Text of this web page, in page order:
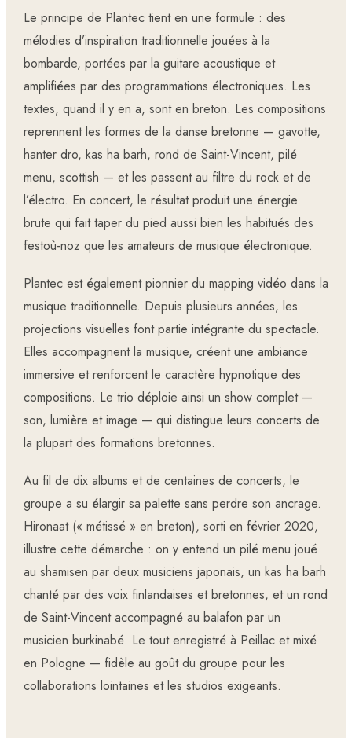
Le principe de Plantec tient en une formule : des
mélodies d’inspiration traditionnelle jouées à la
bombarde, portées par la guitare acoustique et
amplifiées par des programmations électroniques. Les
textes, quand il y en a, sont en breton. Les compositions
reprennent les formes de la danse bretonne — gavotte,
hanter dro, kas ha barh, rond de Saint-Vincent, pilé
menu, scottish — et les passent au filtre du rock et de
l’électro. En concert, le résultat produit une énergie
brute qui fait taper du pied aussi bien les habitués des
festoù-noz que les amateurs de musique électronique.
Plantec est également pionnier du mapping vidéo dans la
musique traditionnelle. Depuis plusieurs années, les
projections visuelles font partie intégrante du spectacle.
Elles accompagnent la musique, créent une ambiance
immersive et renforcent le caractère hypnotique des
compositions. Le trio déploie ainsi un show complet —
son, lumière et image — qui distingue leurs concerts de
la plupart des formations bretonnes.
Au fil de dix albums et de centaines de concerts, le
groupe a su élargir sa palette sans perdre son ancrage.
Hironaat (« métissé » en breton), sorti en février 2020,
illustre cette démarche : on y entend un pilé menu joué
au shamisen par deux musiciens japonais, un kas ha barh
chanté par des voix finlandaises et bretonnes, et un rond
de Saint-Vincent accompagné au balafon par un
musicien burkinabé. Le tout enregistré à Peillac et mixé
en Pologne — fidèle au goût du groupe pour les
collaborations lointaines et les studios exigeants.